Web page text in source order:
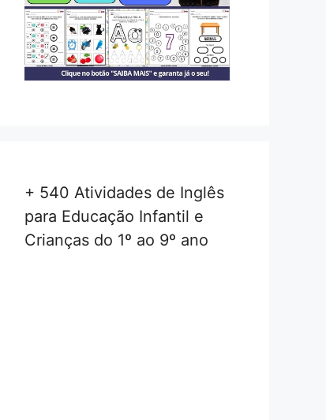
+ 540 Atividades de Inglês
para Educação Infantil e
Crianças do 1º ao 9º ano